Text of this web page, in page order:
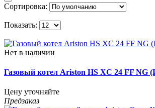
Сортировка:
Показать:
Нет в наличии
Газовый котел Ariston HS XC 24 FF NG
Цену уточняйте
Предзаказ